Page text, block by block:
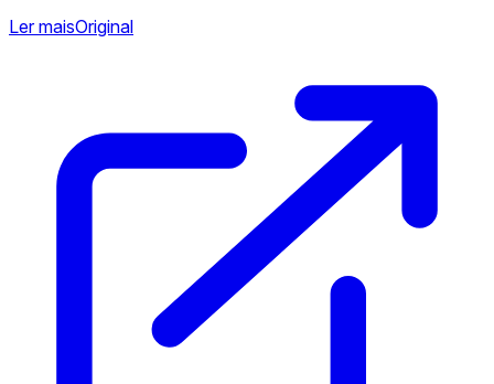
Ler maisOriginal